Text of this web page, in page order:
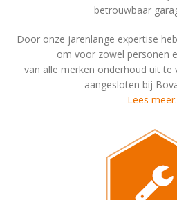
betrouwbaar
Door onze jarenlange expertise
om voor zowel personen
van alle merken onderhoud uit te
aangesloten bij
Lees